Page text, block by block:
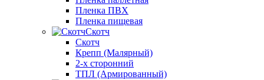
Пленка ПВХ
Пленка пищевая
Скотч
Скотч
Крепп (Малярный)
2-х сторонний
ТПЛ (Армированный)